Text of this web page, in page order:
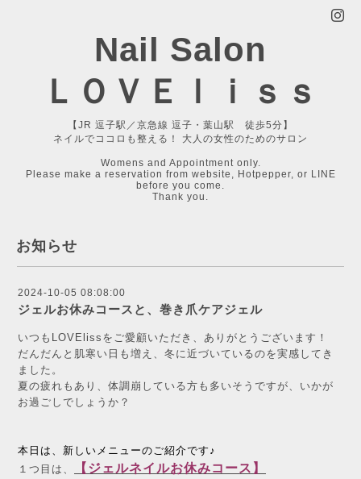
Nail Salon
ＬＯＶＥｌｉｓｓ
【JR 逗子駅／京急線 逗子・葉山駅 徒歩5分】
ネイルでココロも整える！ 大人の女性のためのサロン
Womens and Appointment only.
Please make a reservation from website, Hotpepper, or LINE
before you come.
Thank you.
お知らせ
2024-10-05 08:08:00
ジェルお休みコースと、巻き爪ケアジェル
いつもLOVElissをご愛顧いただき、ありがとうございます！
だんだんと肌寒い日も増え、冬に近づいているのを実感してき
ました。
夏の疲れもあり、体調崩している方も多いそうですが、いかが
お過ごしでしょうか？
本日は、新しいメニューのご紹介です♪
１つ目は、
【ジェルネイルお休みコース】